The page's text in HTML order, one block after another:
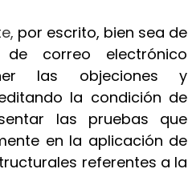
por escrito, bien sea de
las objeciones y
la condición de
las pruebas que
en la aplicación de
referentes a la